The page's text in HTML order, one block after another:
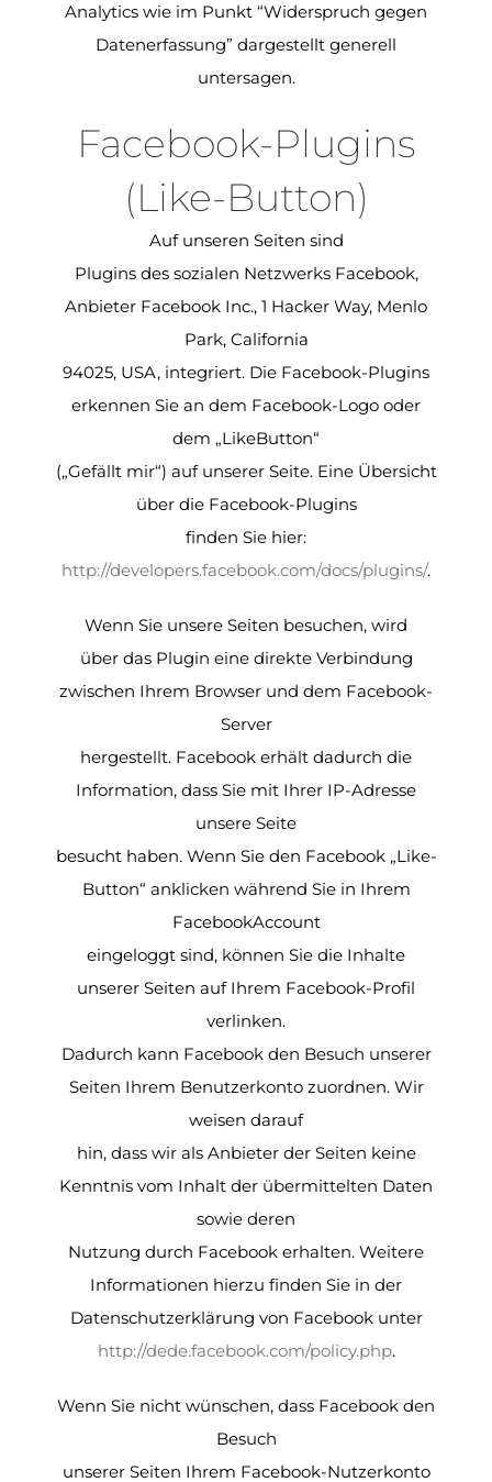
Analytics wie im Punkt “Widerspruch gegen
Datenerfassung” dargestellt generell
untersagen.
Facebook-Plugins
(Like-Button)
Auf unseren Seiten sind
Plugins des sozialen Netzwerks Facebook,
Anbieter Facebook Inc., 1 Hacker Way, Menlo
Park, California
94025, USA, integriert. Die Facebook-Plugins
erkennen Sie an dem Facebook-Logo oder
dem „LikeButton“
(„Gefällt mir“) auf unserer Seite. Eine Übersicht
über die Facebook-Plugins
finden Sie hier:
http://developers.facebook.com/docs/plugins/.
Wenn Sie unsere Seiten besuchen, wird
über das Plugin eine direkte Verbindung
zwischen Ihrem Browser und dem Facebook-
Server
hergestellt. Facebook erhält dadurch die
Information, dass Sie mit Ihrer IP-Adresse
unsere Seite
besucht haben. Wenn Sie den Facebook „Like-
Button“ anklicken während Sie in Ihrem
FacebookAccount
eingeloggt sind, können Sie die Inhalte
unserer Seiten auf Ihrem Facebook-Profil
verlinken.
Dadurch kann Facebook den Besuch unserer
Seiten Ihrem Benutzerkonto zuordnen. Wir
weisen darauf
hin, dass wir als Anbieter der Seiten keine
Kenntnis vom Inhalt der übermittelten Daten
sowie deren
Nutzung durch Facebook erhalten. Weitere
Informationen hierzu finden Sie in der
Datenschutzerklärung von Facebook unter
http://dede.facebook.com/policy.php.
Wenn Sie nicht wünschen, dass Facebook den
Besuch
unserer Seiten Ihrem Facebook-Nutzerkonto